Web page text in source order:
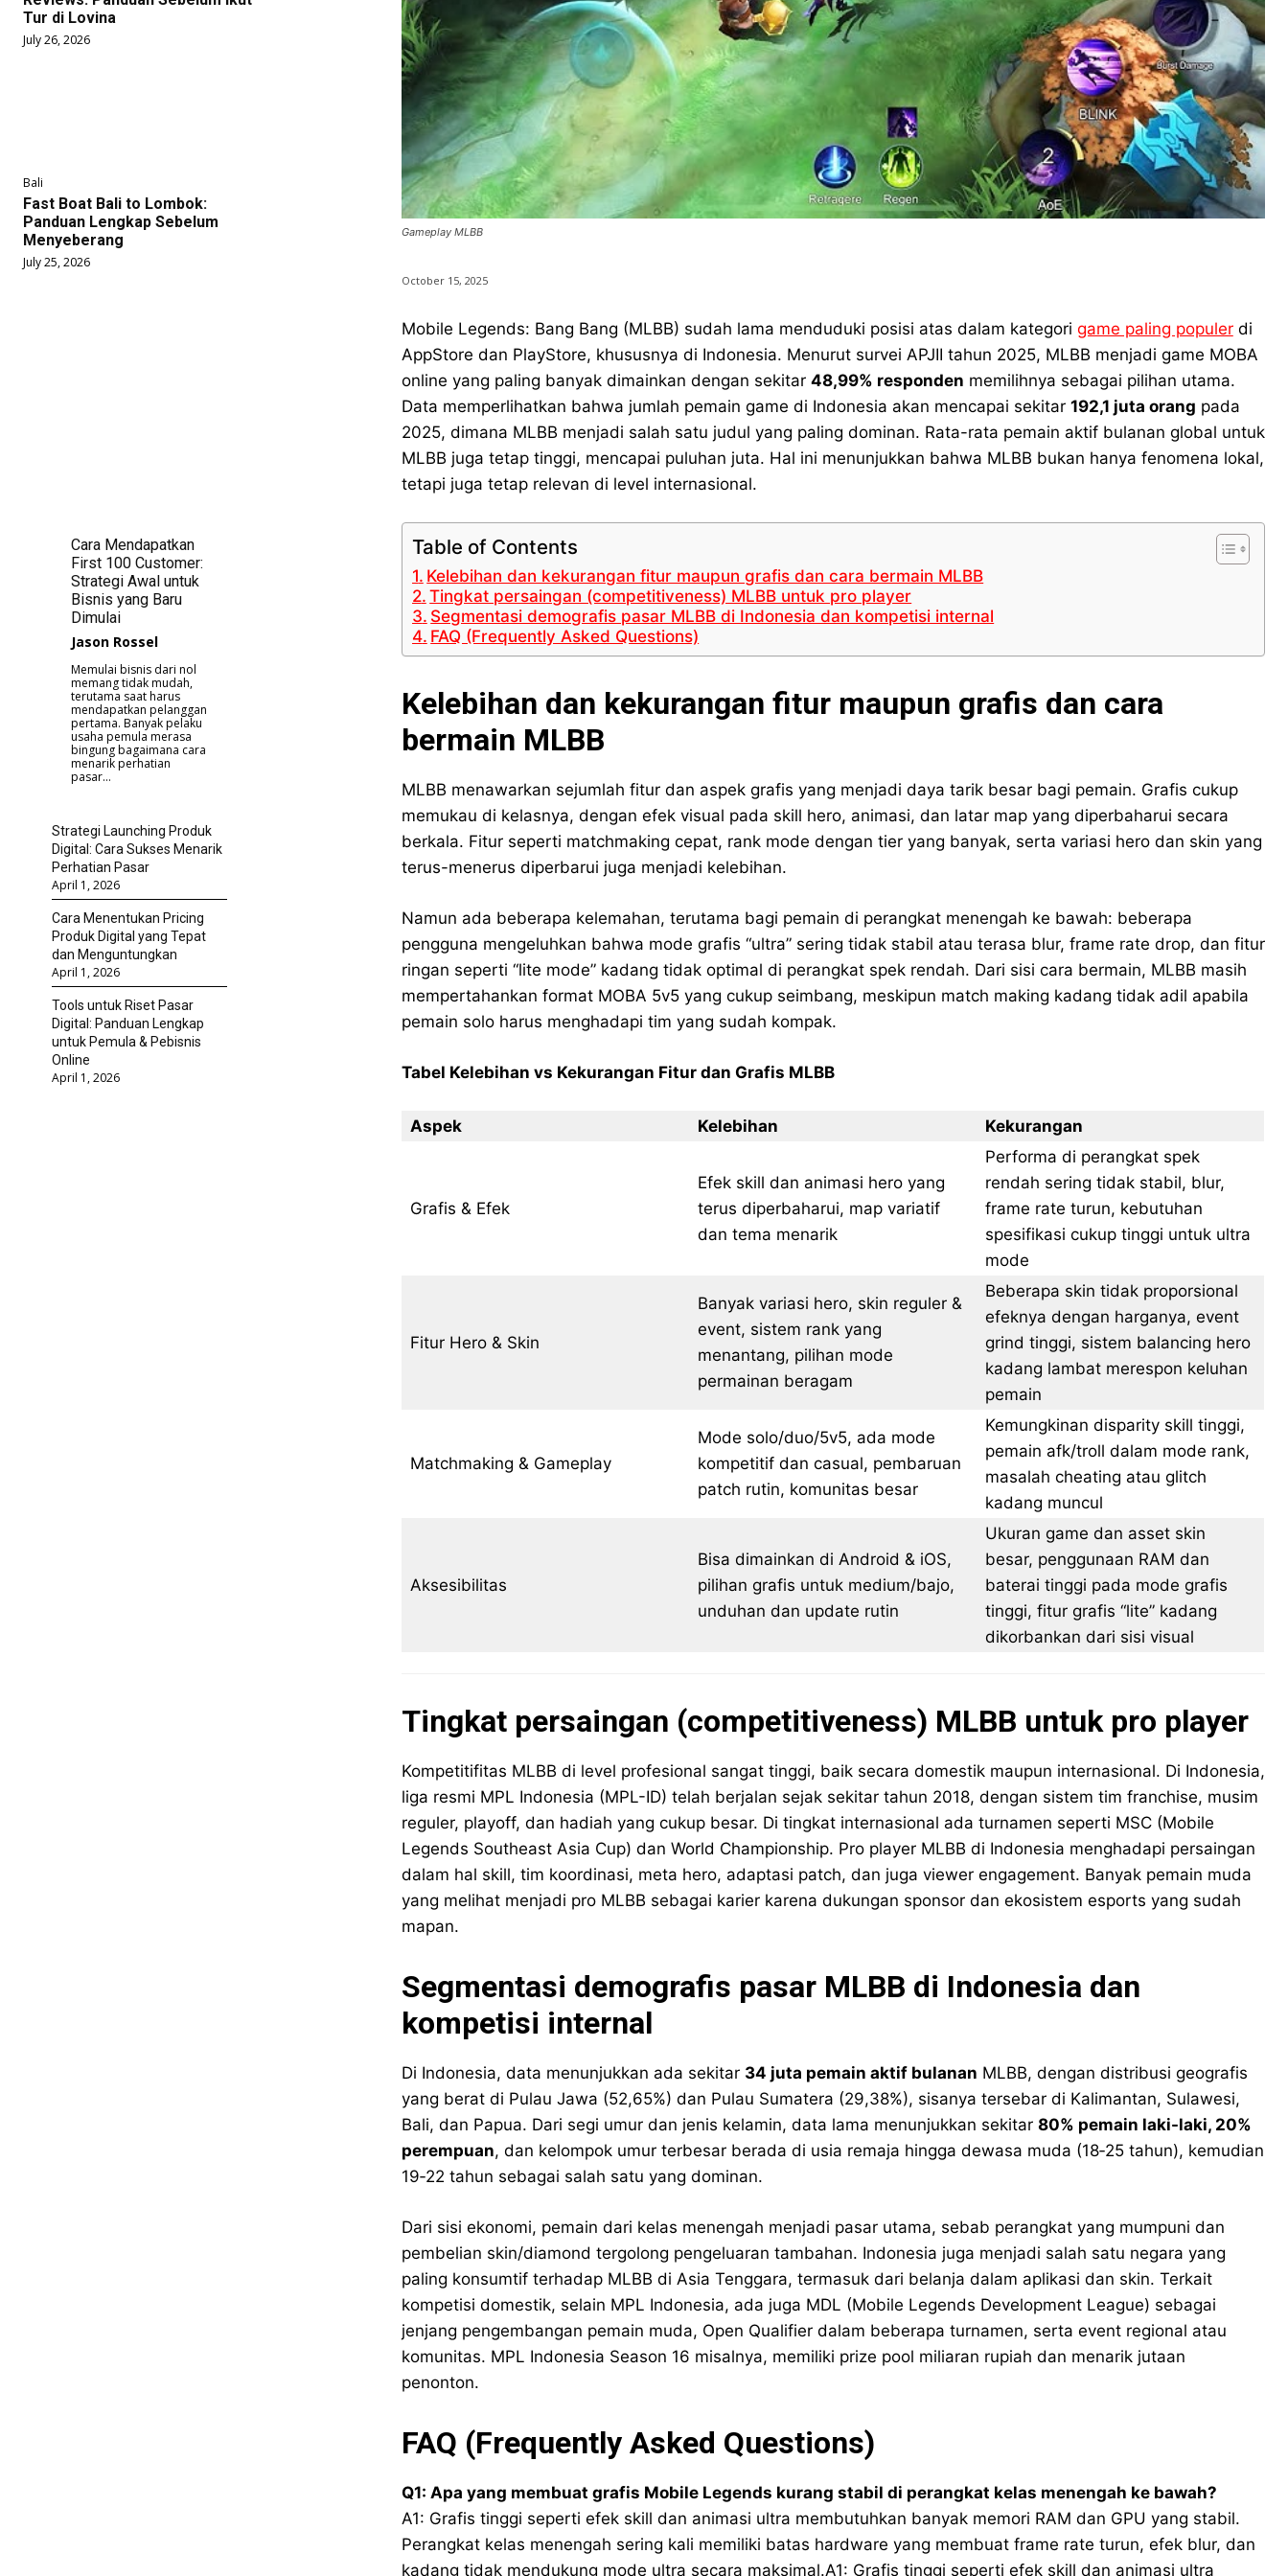
Tur di Lovina
July 26, 2026
Bali
Fast Boat Bali to Lombok:
Panduan Lengkap Sebelum
Menyeberang
July 25, 2026
Cara Mendapatkan
First 100 Customer:
Strategi Awal untuk
Bisnis yang Baru
Dimulai
Jason Rossel
Memulai bisnis dari nol
memang tidak mudah,
terutama saat harus
mendapatkan pelanggan
pertama. Banyak pelaku
usaha pemula merasa
bingung bagaimana cara
menarik perhatian
pasar...
Strategi Launching Produk
Digital: Cara Sukses Menarik
Perhatian Pasar
April 1, 2026
Cara Menentukan Pricing
Produk Digital yang Tepat
dan Menguntungkan
April 1, 2026
Tools untuk Riset Pasar
Digital: Panduan Lengkap
untuk Pemula & Pebisnis
Online
April 1, 2026
Gameplay MLBB
October 15, 2025
Mobile Legends: Bang Bang (MLBB) sudah lama menduduki posisi atas dalam kategori game paling populerdi
AppStore dan PlayStore, khususnya di Indonesia. Menurut survei APJII tahun 2025, MLBB menjadi game MOBA
online yang paling banyak dimainkan dengan sekitar 48,99% responden memilihnya sebagai pilihan utama.
Data memperlihatkan bahwa jumlah pemain game di Indonesia akan mencapai sekitar 192,1 juta orang pada
2025, dimana MLBB menjadi salah satu judul yang paling dominan. Rata-rata pemain aktif bulanan global untuk
MLBB juga tetap tinggi, mencapai puluhan juta. Hal ini menunjukkan bahwa MLBB bukan hanya fenomena lokal,
tetapi juga tetap relevan di level internasional.
Table of Contents
Kelebihan dan kekurangan fitur maupun grafis dan cara bermain MLBB
Tingkat persaingan (competitiveness) MLBB untuk pro player
Segmentasi demografis pasar MLBB di Indonesia dan kompetisi internal
FAQ (Frequently Asked Questions)
Kelebihan dan kekurangan fitur maupun grafis dan cara
bermain MLBB
MLBB menawarkan sejumlah fitur dan aspek grafis yang menjadi daya tarik besar bagi pemain. Grafis cukup
memukau di kelasnya, dengan efek visual pada skill hero, animasi, dan latar map yang diperbaharui secara
berkala. Fitur seperti matchmaking cepat, rank mode dengan tier yang banyak, serta variasi hero dan skin yang
terus-menerus diperbarui juga menjadi kelebihan.
Namun ada beberapa kelemahan, terutama bagi pemain di perangkat menengah ke bawah: beberapa
pengguna mengeluhkan bahwa mode grafis “ultra” sering tidak stabil atau terasa blur, frame rate drop, dan fitur
ringan seperti “lite mode” kadang tidak optimal di perangkat spek rendah. Dari sisi cara bermain, MLBB masih
mempertahankan format MOBA 5v5 yang cukup seimbang, meskipun match making kadang tidak adil apabila
pemain solo harus menghadapi tim yang sudah kompak.
Tabel Kelebihan vs Kekurangan Fitur dan Grafis MLBB
Aspek Kelebihan Kekurangan
Grafis & Efek
Efek skill dan animasi hero yang
terus diperbaharui, map variatif
dan tema menarik
Performa di perangkat spek
rendah sering tidak stabil, blur,
frame rate turun, kebutuhan
spesifikasi cukup tinggi untuk ultra
mode
Fitur Hero & Skin
Banyak variasi hero, skin reguler &
event, sistem rank yang
menantang, pilihan mode
permainan beragam
Beberapa skin tidak proporsional
efeknya dengan harganya, event
grind tinggi, sistem balancing hero
kadang lambat merespon keluhan
pemain
Matchmaking & Gameplay
Mode solo/duo/5v5, ada mode
kompetitif dan casual, pembaruan
patch rutin, komunitas besar
Kemungkinan disparity skill tinggi,
pemain afk/troll dalam mode rank,
masalah cheating atau glitch
kadang muncul
Aksesibilitas
Bisa dimainkan di Android & iOS,
pilihan grafis untuk medium/bajo,
unduhan dan update rutin
Ukuran game dan asset skin
besar, penggunaan RAM dan
baterai tinggi pada mode grafis
tinggi, fitur grafis “lite” kadang
dikorbankan dari sisi visual
Tingkat persaingan (competitiveness) MLBB untuk pro player
Kompetitifitas MLBB di level profesional sangat tinggi, baik secara domestik maupun internasional. Di Indonesia,
liga resmi MPL Indonesia (MPL-ID) telah berjalan sejak sekitar tahun 2018, dengan sistem tim franchise, musim
reguler, playoff, dan hadiah yang cukup besar. Di tingkat internasional ada turnamen seperti MSC (Mobile
Legends Southeast Asia Cup) dan World Championship. Pro player MLBB di Indonesia menghadapi persaingan
dalam hal skill, tim koordinasi, meta hero, adaptasi patch, dan juga viewer engagement. Banyak pemain muda
yang melihat menjadi pro MLBB sebagai karier karena dukungan sponsor dan ekosistem esports yang sudah
mapan.
Segmentasi demografis pasar MLBB di Indonesia dan
kompetisi internal
Di Indonesia, data menunjukkan ada sekitar 34 juta pemain aktif bulanan MLBB, dengan distribusi geografis
yang berat di Pulau Jawa (52,65%) dan Pulau Sumatera (29,38%), sisanya tersebar di Kalimantan, Sulawesi,
Bali, dan Papua. Dari segi umur dan jenis kelamin, data lama menunjukkan sekitar 80% pemain laki-laki, 20%
perempuan, dan kelompok umur terbesar berada di usia remaja hingga dewasa muda (18‑25 tahun), kemudian
19‑22 tahun sebagai salah satu yang dominan.
Dari sisi ekonomi, pemain dari kelas menengah menjadi pasar utama, sebab perangkat yang mumpuni dan
pembelian skin/diamond tergolong pengeluaran tambahan. Indonesia juga menjadi salah satu negara yang
paling konsumtif terhadap MLBB di Asia Tenggara, termasuk dari belanja dalam aplikasi dan skin. Terkait
kompetisi domestik, selain MPL Indonesia, ada juga MDL (Mobile Legends Development League) sebagai
jenjang pengembangan pemain muda, Open Qualifier dalam beberapa turnamen, serta event regional atau
komunitas. MPL Indonesia Season 16 misalnya, memiliki prize pool miliaran rupiah dan menarik jutaan
penonton.
FAQ (Frequently Asked Questions)
Q1: Apa yang membuat grafis Mobile Legends kurang stabil di perangkat kelas menengah ke bawah?
A1: Grafis tinggi seperti efek skill dan animasi ultra membutuhkan banyak memori RAM dan GPU yang stabil.
Perangkat kelas menengah sering kali memiliki batas hardware yang membuat frame rate turun, efek blur, dan
kadang tidak mendukung mode ultra secara maksimal.A1: Grafis tinggi seperti efek skill dan animasi ultra